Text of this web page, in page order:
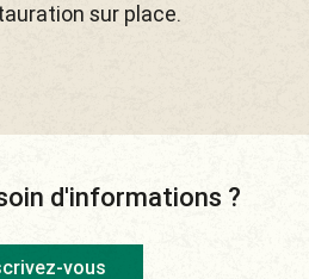
sur place.
d'informations ?
vous